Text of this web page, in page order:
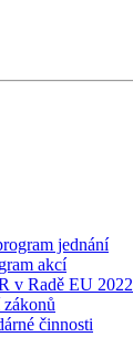
jednání
akcí
v Radě EU 2022
činnosti